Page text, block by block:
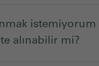
alınabilir mi?